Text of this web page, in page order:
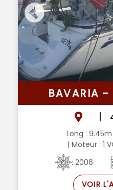
BAVARIA -
|
Long : 9.45m
| Moteur : 1
: 2006
VOIR